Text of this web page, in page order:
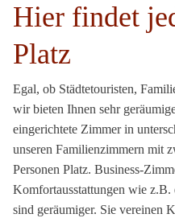
Hier findet
Platz
Egal, ob Städtetouristen,
wir bieten Ihnen sehr
eingerichtete Zimmer in
unseren Familienzimmern mit
Personen Platz. Business-
Komfortausstattungen wie z.B.
sind geräumiger. Sie vereinen